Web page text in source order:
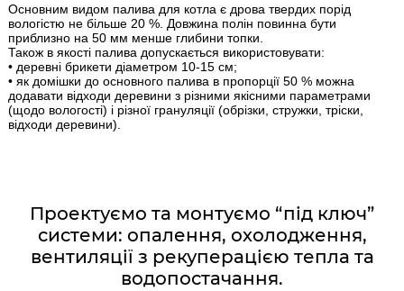
Основним видом палива для котла є дрова твердих порід
вологістю не більше 20 %. Довжина полін повинна бути
приблизно на 50 мм менше глибини топки.
Також в якості палива допускається використовувати:
• деревні брикети діаметром 10-15 см;
• як домішки до основного палива в пропорції 50 % можна
додавати відходи деревини з різними якісними параметрами
(щодо вологості) і різної грануляції (обрізки, стружки, тріски,
відходи деревини).
Проектуємо та монтуємо “під ключ”
системи: опалення, охолодження,
вентиляції з рекуперацією тепла та
водопостачання.